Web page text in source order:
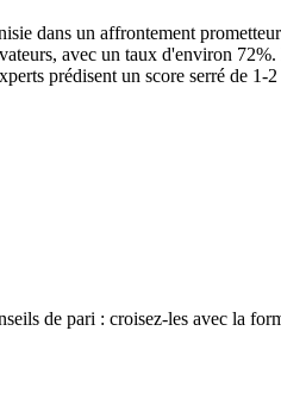
dans un affrontement
avec un taux d'environ
prédisent un score serré de 1-
de pari : croisez-les avec la